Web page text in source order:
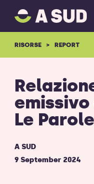
SALTA IL
A
SUD
logo
ritorna
alla
RISORSE REPORT
Le
A SUD
9 September 2024